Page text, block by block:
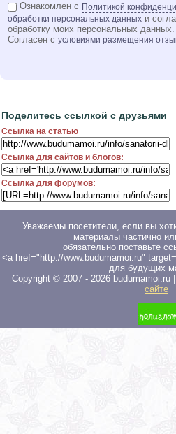
Ознакомлен с Политикой
обработки персональных данных и
обработку моих персональных данных.
Согласен с условиями размещения
Поделитесь ссылкой с друзьями
Ссылка на статью
Ссылка для сайтов и блогов:
Ссылка для форумов:
Уважаемы посетители, если вы
материалы частично
обязательно поставьте
<a href="http://www.budumamoi.ru"
для будущих
Copyright © 2007 - 2026budumamoi.ru |
сайте